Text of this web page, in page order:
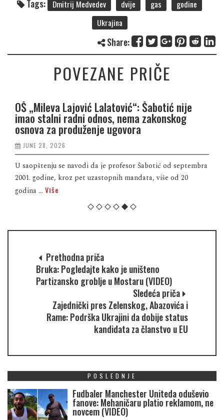
Tags: Dmitrij Medvedev dvije gas
godine
Ukrajina
Share:
POVEZANE PRIČE
OŠ „Mileva Lajović Lalatović“: Šabotić nije
imao stalni radni odnos, nema zakonskog
osnova za produženje ugovora
JUNE 28, 2026
U saopštenju se navodi da je profesor Šabotić od septembra
2001. godine, kroz pet uzastopnih mandata, više od 20
godina ... Više
Prethodna priča
Bruka: Pogledajte kako je uništeno
Partizansko groblje u Mostaru (VIDEO)
Sledeća priča
Zajednički pres Zelenskog, Abazovića i
Rame: Podrška Ukrajini da dobije status
kandidata za članstvo u EU
POSLEDNJE
Fudbaler Manchester Uniteda oduševio
fanove: Mehaničaru platio reklamom, ne
novcem (VIDEO)